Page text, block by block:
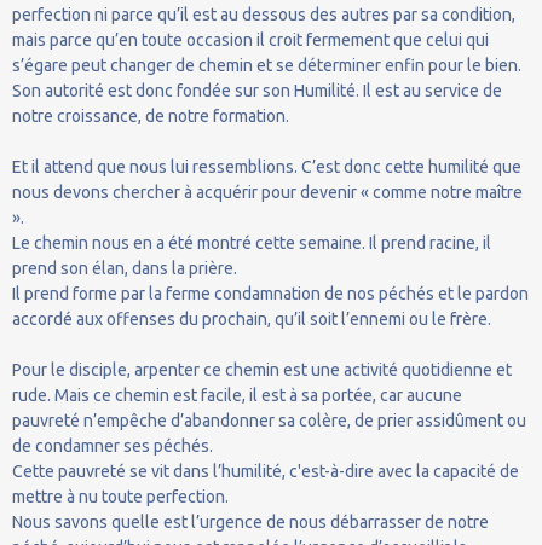
perfection ni parce qu’il est au dessous des autres par sa condition,
mais parce qu’en toute occasion il croit fermement que celui qui
s’égare peut changer de chemin et se déterminer enfin pour le bien.
Son autorité est donc fondée sur son Humilité. Il est au service de
notre croissance, de notre formation.
Et il attend que nous lui ressemblions. C’est donc cette humilité que
nous devons chercher à acquérir pour devenir « comme notre maître
».
Le chemin nous en a été montré cette semaine. Il prend racine, il
prend son élan, dans la prière.
Il prend forme par la ferme condamnation de nos péchés et le pardon
accordé aux offenses du prochain, qu’il soit l’ennemi ou le frère.
Pour le disciple, arpenter ce chemin est une activité quotidienne et
rude. Mais ce chemin est facile, il est à sa portée, car aucune
pauvreté n’empêche d’abandonner sa colère, de prier assidûment ou
de condamner ses péchés.
Cette pauvreté se vit dans l’humilité, c'est-à-dire avec la capacité de
mettre à nu toute perfection.
Nous savons quelle est l’urgence de nous débarrasser de notre